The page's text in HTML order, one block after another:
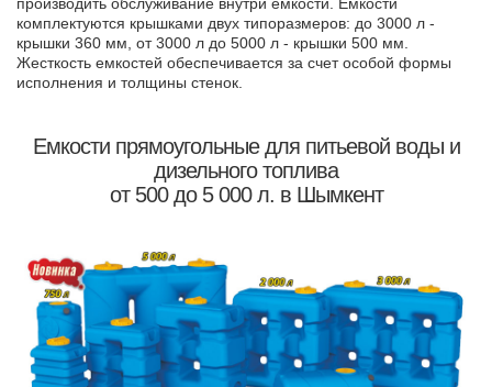
производить обслуживание внутри емкости. Емкости
комплектуются крышками двух типоразмеров: до 3000 л -
крышки 360 мм, от 3000 л до 5000 л - крышки 500 мм.
Жесткость емкостей обеспечивается за счет особой формы
исполнения и толщины стенок.
Емкости прямоугольные для питьевой воды и
дизельного топлива
от 500 до 5 000 л. в Шымкент